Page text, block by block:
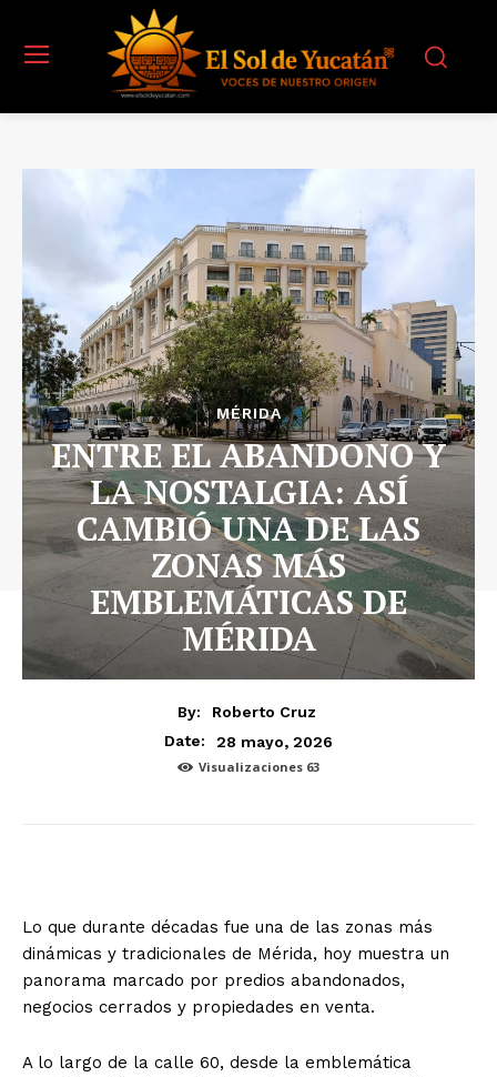
MÉRIDA
ENTRE EL ABANDONO Y
LA NOSTALGIA: ASÍ
CAMBIÓ UNA DE LAS
ZONAS MÁS
EMBLEMÁTICAS DE
MÉRIDA
By:
Roberto Cruz
Date:
28 mayo, 2026
Visualizaciones 63
Lo que durante décadas fue una de las zonas más
dinámicas y tradicionales de Mérida, hoy muestra un
panorama marcado por predios abandonados,
negocios cerrados y propiedades en venta.
A lo largo de la calle 60, desde la emblemática